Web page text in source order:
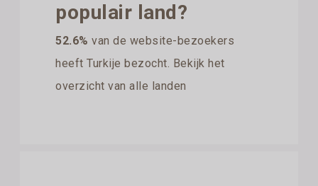
populair land?
52.6% van de website-bezoekers
heeft Turkije bezocht. Bekijk het
overzicht van alle landen